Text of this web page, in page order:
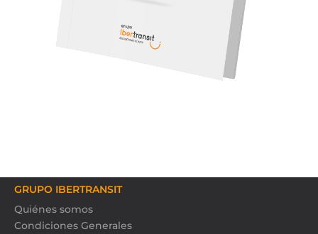
GRUPO IBERTRANSIT
Quiénes somos
Condiciones Generales